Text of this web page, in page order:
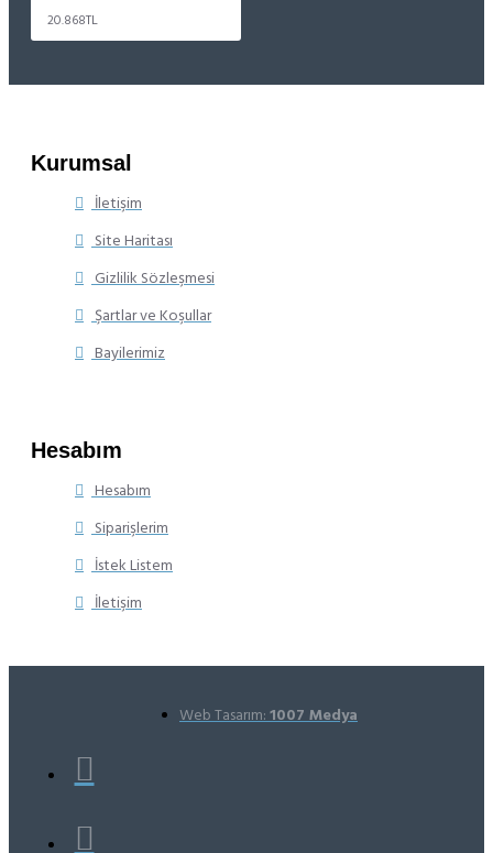
20.868TL
Kurumsal
İletişim
Site Haritası
Gizlilik Sözleşmesi
Şartlar ve Koşullar
Bayilerimiz
Hesabım
Hesabım
Siparişlerim
İstek Listem
İletişim
Web Tasarım:1007 Medya